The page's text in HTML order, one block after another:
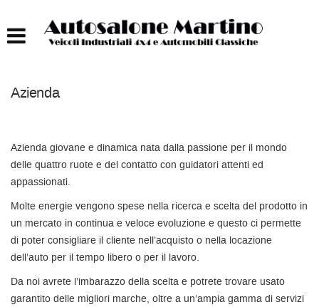
AUTO
IMBARCAZIONI
ACQUISTIAMO USATO
Azienda
Azienda giovane e dinamica nata dalla passione per il mondo
delle quattro ruote e del contatto con guidatori attenti ed
appassionati.
Molte energie vengono spese nella ricerca e scelta del prodotto in
un mercato in continua e veloce evoluzione e questo ci permette
di poter consigliare il cliente nell’acquisto o nella locazione
dell’auto per il tempo libero o per il lavoro.
Da noi avrete l’imbarazzo della scelta e potrete trovare usato
garantito delle migliori marche, oltre a un’ampia gamma di servizi